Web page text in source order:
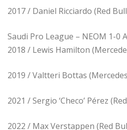
2017 / Daniel Ricciardo (Red
Saudi Pro League – NEOM 1-0
2018 / Lewis Hamilton
2019 / Valtteri Bottas
2021 / Sergio ‘Checo’ Pérez
2022 / Max Verstappen (Red